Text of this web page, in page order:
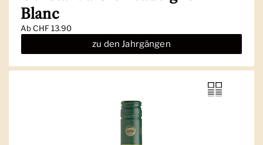
Blanc
AbCHF 13.90
zu den Jahrgängen